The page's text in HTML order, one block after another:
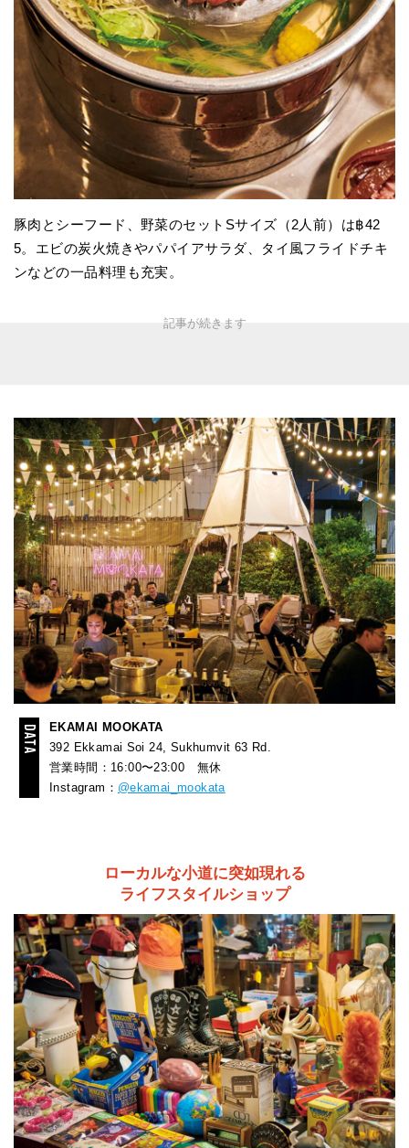
豚肉とシーフード、野菜のセットSサイズ（2人前）は฿42
5。エビの炭火焼きやパパイアサラダ、タイ風フライドチキ
ンなどの一品料理も充実。
EKAMAI MOOKATA
392 Ekkamai Soi 24, Sukhumvit 63 Rd.
営業時間：16:00〜23:00 無休
Instagram： @ekamai_mookata
ローカルな小道に突如現れる
ライフスタイルショップ